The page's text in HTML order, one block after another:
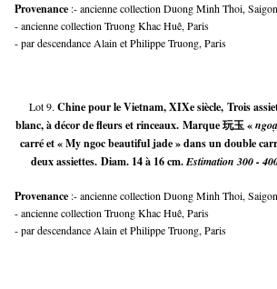
Provenance :- ancienne collection Duong Minh Thoi, Saigon
- ancienne collection Truong Khac Huê, Paris
- par descendance Alain et Philippe Truong, Paris
Lot 9. Chine pour le Vietnam, XIXe siècle, Trois
blanc, à décor de fleurs et rinceaux. Marque 玩玉 «
carré et « My ngoc beautiful jade » dans un double
deux assiettes. Diam. 14 à 16 cm.Estimation 300 -
Provenance :- ancienne collection Duong Minh Thoi, Saigon
- ancienne collection Truong Khac Huê, Paris
- par descendance Alain et Philippe Truong, Paris